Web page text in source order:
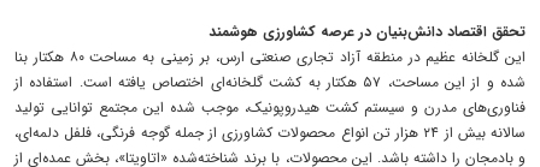
تحقق اقتصاد دانش‌بنیان در عرصه کشاورزی هوشمند
این گلخانه عظیم در منطقه آزاد تجاری صنعتی ارس، بر زمینی به مساحت ۸۰ هکتار بنا
شده و از این مساحت، ۵۷ هکتار به کشت گلخانه‌ای اختصاص یافته است. استفاده از
فناوری‌های مدرن و سیستم کشت هیدروپونیک، موجب شده این مجتمع توانایی تولید
سالانه بیش از ۲۴ هزار تن انواع محصولات کشاورزی از جمله گوجه فرنگی، فلفل دلمه‌ای،
و بادمجان را داشته باشد. این محصولات، با برند شناخته‌شده «اتاویتا»، بخش عمده‌ای از